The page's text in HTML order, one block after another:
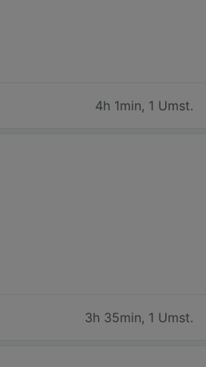
4h 1min, 1 Umst.
3h 35min, 1 Umst.